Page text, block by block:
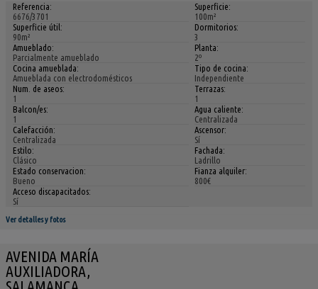
Referencia:
6676/3701
Superficie:
100m²
Superficie útil:
90m²
Dormitorios:
3
Amueblado:
Parcialmente amueblado
Planta:
2º
Cocina amueblada:
Amueblada con electrodomésticos
Tipo de cocina:
Independiente
Num. de aseos:
1
Terrazas:
1
Balcon/es:
1
Agua caliente:
Centralizada
Calefacción:
Centralizada
Ascensor:
Sí
Estilo:
Clásico
Fachada:
Ladrillo
Estado conservacion:
Bueno
Fianza alquiler:
800€
Acceso discapacitados:
Sí
Ver detalles y fotos
AVENIDA MARÍA
AUXILIADORA,